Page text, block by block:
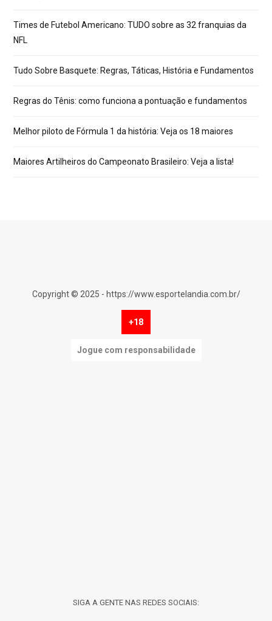
Times de Futebol Americano: TUDO sobre as 32 franquias da
NFL
Tudo Sobre Basquete: Regras, Táticas, História e Fundamentos
Regras do Tênis: como funciona a pontuação e fundamentos
Melhor piloto de Fórmula 1 da história: Veja os 18 maiores
Maiores Artilheiros do Campeonato Brasileiro: Veja a lista!
Copyright © 2025 - https://www.esportelandia.com.br/
+18
Jogue com responsabilidade
SIGA A GENTE NAS REDES SOCIAIS: